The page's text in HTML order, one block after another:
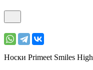
Носки Primeet Smiles